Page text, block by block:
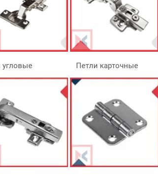
угловые Петли карточные